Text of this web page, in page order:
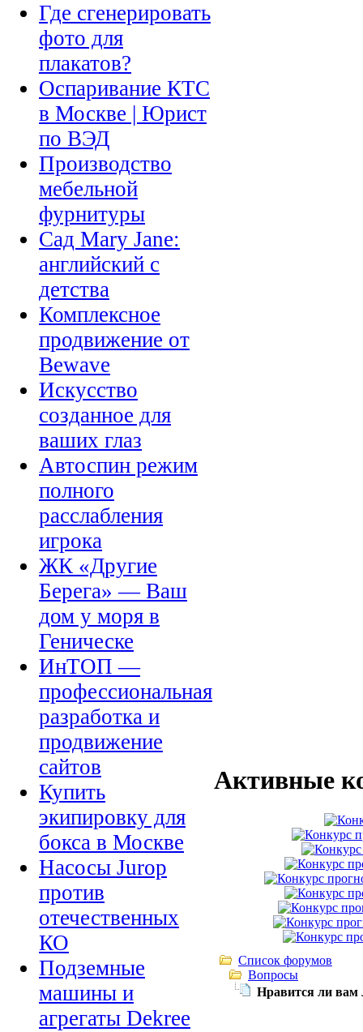
Где сгенерировать
фото для
плакатов?
Оспаривание КТС
в Москве | Юрист
по ВЭД
Производство
мебельной
фурнитуры
Сад Mary Jane:
английский с
детства
Комплексное
продвижение от
Bewave
Искусство
созданное для
ваших глаз
Автоспин режим
полного
расслабления
игрока
ЖК «Другие
Берега» — Ваш
дом у моря в
Геническе
ИнТОП —
профессиональная
разработка и
продвижение
сайтов
Купить
экипировку для
бокса в Москве
Насосы Jurop
против
отечественных
КО
Подземные
машины и
агрегаты Dekree
Активные
Список форумов
Вопросы
Нравится ли вам